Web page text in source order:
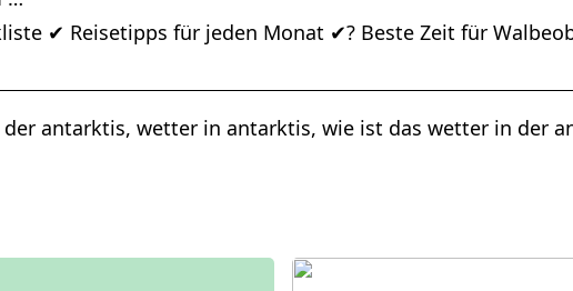
✔ Reisetipps für jeden Monat ✔? Beste Zeit für
antarktis, wetter in antarktis, wie ist das wetter in der